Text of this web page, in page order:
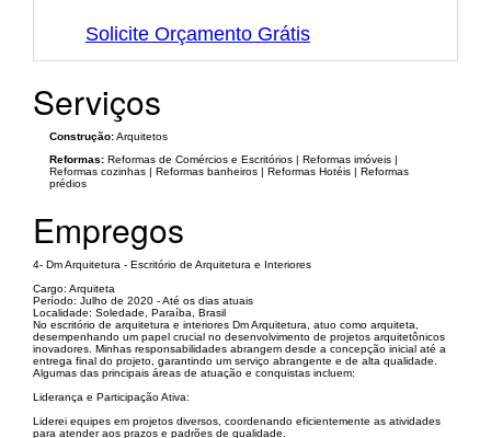
Solicite Orçamento Grátis
Serviços
Construção:Arquitetos
Reformas: Reformas de Comércios e Escritórios | Reformas imóveis |
Reformas cozinhas | Reformas banheiros | Reformas Hotéis | Reformas
prédios
Empregos
4- Dm Arquitetura - Escritório de Arquitetura e Interiores
Cargo: Arquiteta
Período: Julho de 2020 - Até os dias atuais
Localidade: Soledade, Paraíba, Brasil
No escritório de arquitetura e interiores Dm Arquitetura, atuo como arquiteta,
desempenhando um papel crucial no desenvolvimento de projetos arquitetônicos
inovadores. Minhas responsabilidades abrangem desde a concepção inicial até a
entrega final do projeto, garantindo um serviço abrangente e de alta qualidade.
Algumas das principais áreas de atuação e conquistas incluem:
Liderança e Participação Ativa:
Liderei equipes em projetos diversos, coordenando eficientemente as atividades
para atender aos prazos e padrões de qualidade.